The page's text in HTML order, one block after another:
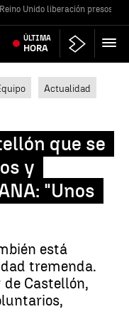
Reino Unido liberación presos
ÚLTIMA
HORA
Actualidad
que se
y
"Unos
está
tremenda.
de Castellón,